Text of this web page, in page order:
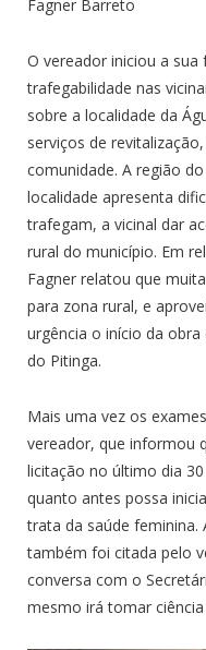
Fagner Barreto
O vereador iniciou a
trafegabilidade nas
sobre a localidade da
serviços de
comunidade. A região
localidade apresenta
trafegam, a vicinal dar
rural do município. Em
Fagner relatou que
para zona rural, e
urgência o início da
do Pitinga.
Mais uma vez os
vereador, que informou
licitação no último dia
quanto antes possa
trata da saúde feminina.
também foi citada pelo
conversa com o
mesmo irá tomar